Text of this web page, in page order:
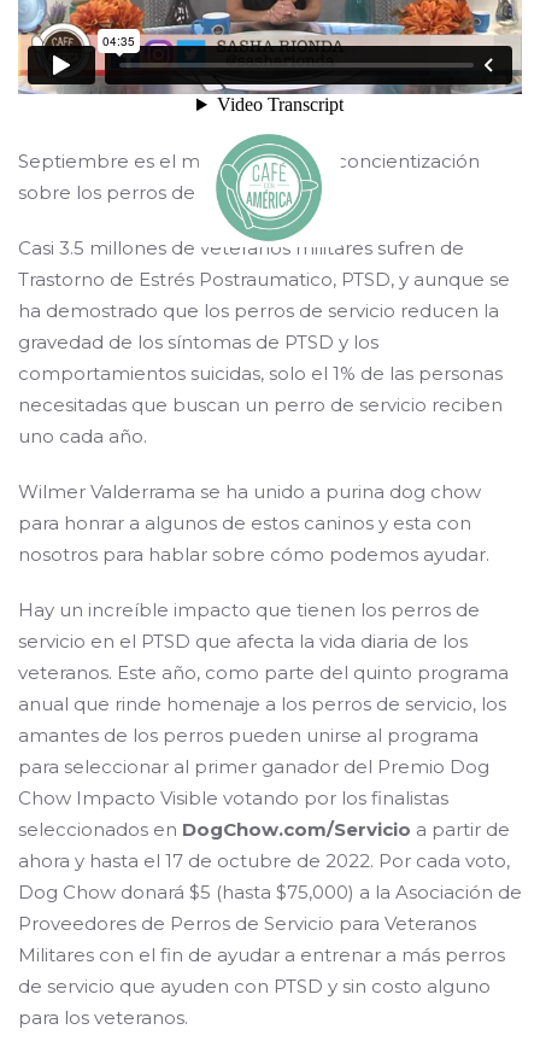
Septiembre es el mes nacional de concientización
sobre los perros de servicio.
Casi 3.5 millones de veteranos militares sufren de
Trastorno de Estrés Postraumatico, PTSD, y aunque se
ha demostrado que los perros de servicio reducen la
gravedad de los síntomas de PTSD y los
comportamientos suicidas, solo el 1% de las personas
necesitadas que buscan un perro de servicio reciben
uno cada año.
Wilmer Valderrama se ha unido a purina dog chow
para honrar a algunos de estos caninos y esta con
nosotros para hablar sobre cómo podemos ayudar.
Hay un increíble impacto que tienen los perros de
servicio en el PTSD que afecta la vida diaria de los
veteranos. Este año, como parte del quinto programa
anual que rinde homenaje a los perros de servicio, los
amantes de los perros pueden unirse al programa
para seleccionar al primer ganador del Premio Dog
Chow Impacto Visible votando por los finalistas
seleccionados en DogChow.com/Servicio a partir de
ahora y hasta el 17 de octubre de 2022. Por cada voto,
Dog Chow donará $5 (hasta $75,000) a la Asociación de
Proveedores de Perros de Servicio para Veteranos
Militares con el fin de ayudar a entrenar a más perros
de servicio que ayuden con PTSD y sin costo alguno
para los veteranos.